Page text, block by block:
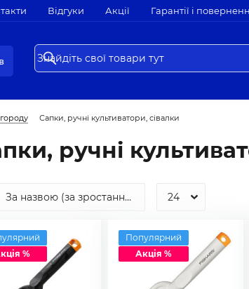
Відгуки Акції Гарантії і
Сапки, ручні культиватори, сівалки
ручні
%
Популярний
Акція %